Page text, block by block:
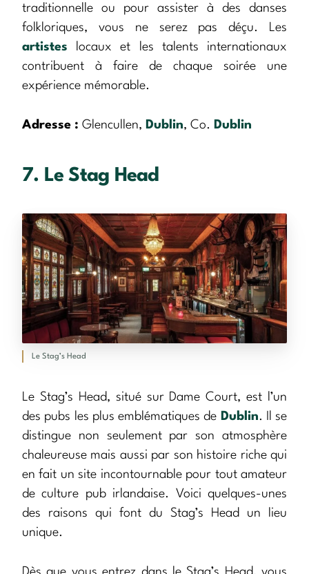
traditionnelle ou pour assister à des danses
folkloriques, vous ne serez pas déçu. Les
artistes locaux et les talents internationaux
contribuent à faire de chaque soirée une
expérience mémorable.
Adresse : Glencullen, Dublin, Co. Dublin
7. Le Stag Head
Le Stag’s Head
Le Stag’s Head, situé sur Dame Court, est l’un
des pubs les plus emblématiques de Dublin. Il se
distingue non seulement par son atmosphère
chaleureuse mais aussi par son histoire riche qui
en fait un site incontournable pour tout amateur
de culture pub irlandaise. Voici quelques-unes
des raisons qui font du Stag’s Head un lieu
unique.